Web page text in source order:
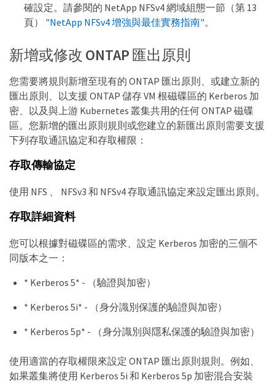
確設定。請參閱的 NetApp NFSv4 網域組態一節（第 13
頁） "NetApp NFSv4 增強與最佳實務指南"。
新增或修改 ONTAP 匯出原則
您需要將規則新增至現有的 ONTAP 匯出原則、或建立新的
匯出原則、以支援 ONTAP 儲存 VM 根磁碟區的 Kerberos 加
密、以及與上游 Kubernetes 叢集共用的任何 ONTAP 磁碟
區。您新增的匯出原則規則或您建立的新匯出原則需要支援
下列存取通訊協定和存取權限：
存取傳輸協定
使用 NFS 、 NFSv3 和 NFSv4 存取通訊協定來設定匯出原則。
存取詳細資料
您可以根據對磁碟區的需求、設定 Kerberos 加密的三個不
同版本之一：
* Kerberos 5* - （驗證與加密）
* Kerberos 5i* - （身分識別保護的驗證與加密）
* Kerberos 5p* - （身分識別與隱私保護的驗證與加密）
使用適當的存取權限來設定 ONTAP 匯出原則規則。例如、
如果叢集將使用 Kerberos 5i 和 Kerberos 5p 加密混合安裝